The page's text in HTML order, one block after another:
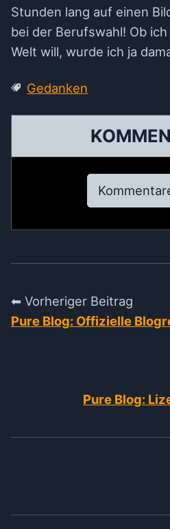
Stunden lang auf einen
bei der Berufswahl! Ob
Welt will, wurde ich ja
Gedanken
⬅ Vorheriger Beitrag
Pure Blog: Offizielle
Pure Blog: